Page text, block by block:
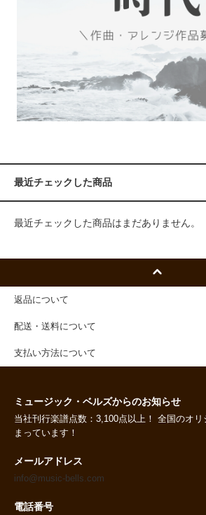
最近チェックした商品
最近チェックした商品はまだありません。
返品について
配送・送料について
支払い方法について
ミュージック・ベルズからのお知らせ
当社刊行楽譜点数：3,100点以上！ 全国のオ
まっています！
メールアドレス
info@music-bells.com
電話番号